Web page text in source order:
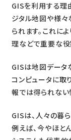
GISを利用する理
ジタル地図や様
られます。これに
理などで重要な役
GISは地図データ
コンピュータに取
報では得られない
GISは、人々の暮
例えば、今やほと